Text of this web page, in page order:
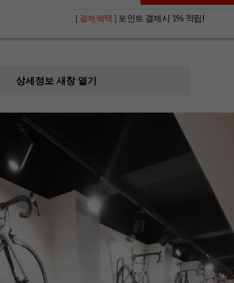
[ 결제혜택 ] 포인트 결제시 1% 적립!
상세정보 새창 열기